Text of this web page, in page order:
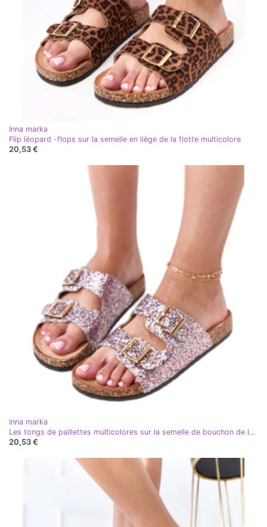
Inna marka
Flip léopard -flops sur la semelle en liège de la flotte multicolore
20,53 €
Inna marka
Les tongs de paillettes multicolores sur la semelle de bouchon de la flotil
20,53 €